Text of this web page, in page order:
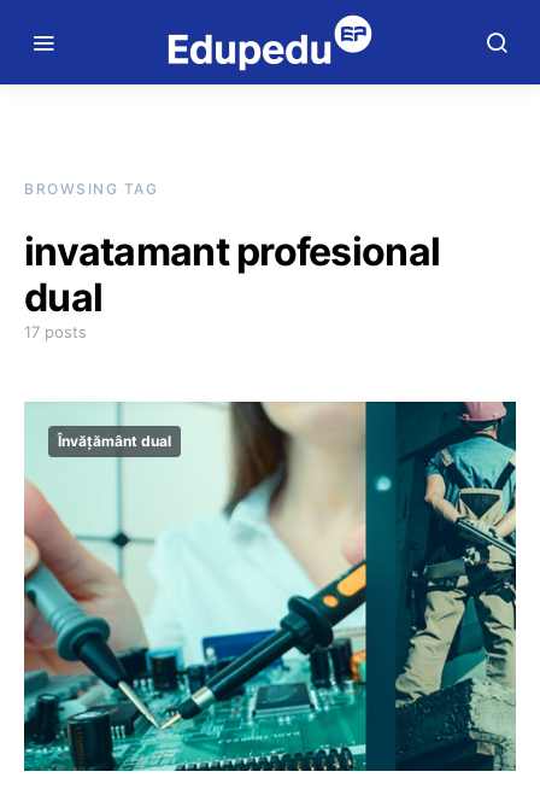
BROWSING TAG
invatamant profesional
dual
17 posts
Învățământ dual